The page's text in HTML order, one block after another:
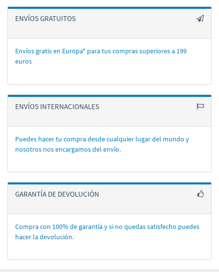
ENVÍOS GRATUITOS
Envíos gratis en Europa* para tus compras superiores a 199
euros
ENVÍOS INTERNACIONALES
Puedes hacer tu compra desde cualquier lugar del mundo y
nosotros nos encargamos del enví­o.
GARANTÍA DE DEVOLUCIÓN
Compra con 100% de garantí­a y si no quedas satisfecho puedes
hacer la devolución.